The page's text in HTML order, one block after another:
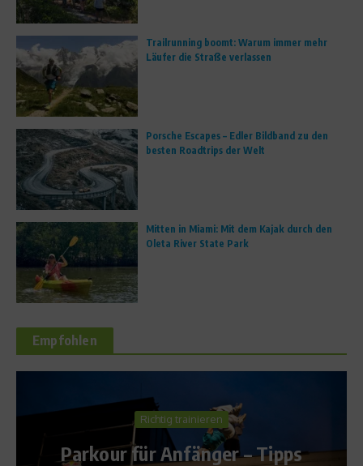
Trailrunning boomt: Warum immer mehr
Läufer die Straße verlassen
Porsche Escapes – Edler Bildband zu den
besten Roadtrips der Welt
Mitten in Miami: Mit dem Kajak durch den
Oleta River State Park
Empfohlen
– Tipps
The Art of Flight 3D